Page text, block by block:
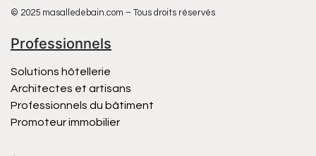
© 2025 masalledebain.com – Tous droits réservés
Professionnels
Solutions hôtellerie
Architectes et artisans
Professionnels du bâtiment
Promoteur immobilier